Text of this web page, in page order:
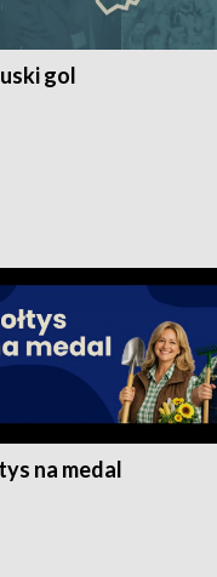
gol
na medal